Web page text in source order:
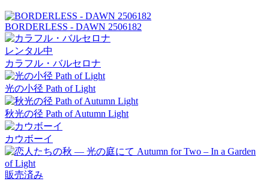
BORDERLESS - DAWN 2506182
レンタル中
カラフル・バルセロナ
光の小径 Path of Light
秋光の径 Path of Autumn Light
カウボーイ
販売済み